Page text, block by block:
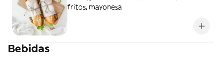
fritos, mayonesa
Bebidas